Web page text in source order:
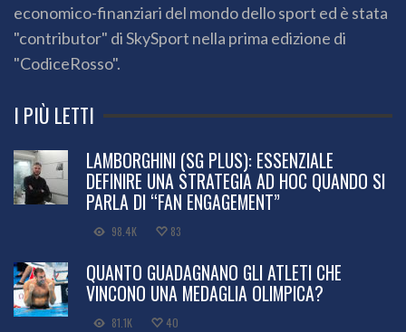
economico-finanziari del mondo dello sport ed è stata
"contributor" di SkySport nella prima edizione di
"CodiceRosso".
I PIÙ LETTI
LAMBORGHINI (SG PLUS): ESSENZIALE
DEFINIRE UNA STRATEGIA AD HOC QUANDO SI
PARLA DI “FAN ENGAGEMENT”
98.4K 83
QUANTO GUADAGNANO GLI ATLETI CHE
VINCONO UNA MEDAGLIA OLIMPICA?
81.1K 40